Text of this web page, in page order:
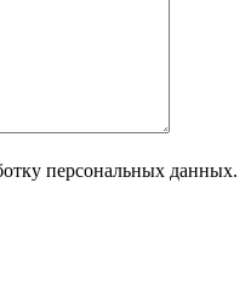
персональных данных.